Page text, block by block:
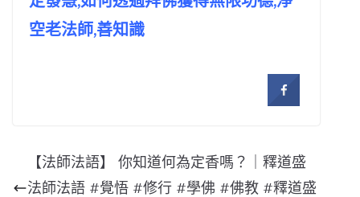
空老法師,善知識
【法師法語】 你知道何為定香嗎？｜釋道盛
法師法語 #覺悟 #修行 #學佛 #佛教 #釋道盛